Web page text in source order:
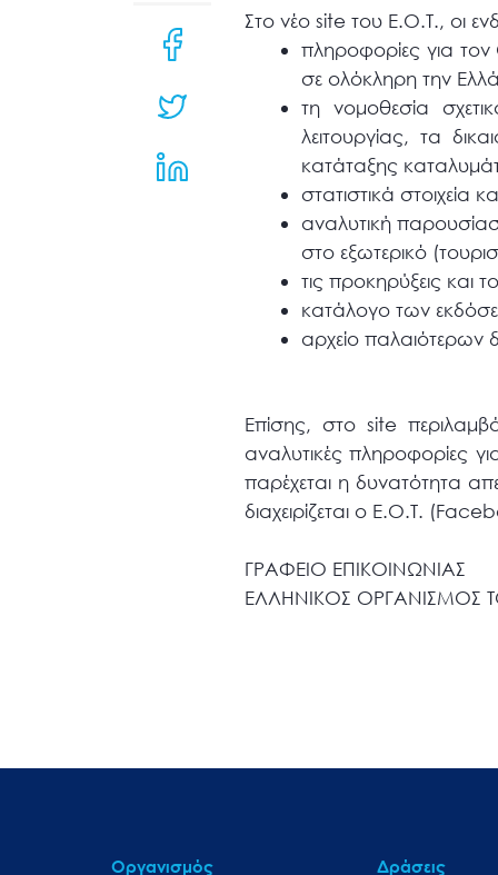
Στο νέο site του Ε.Ο.Τ., οι
πληροφορίες για τον
σε ολόκληρη την
τη νομοθεσία
λειτουργίας, τα
κατάταξης
στατιστικά στοιχεία
αναλυτική
στο εξωτερικό
τις προκηρύξεις και
κατάλογο των
αρχείο παλαιότερων
Επίσης, στο site
αναλυτικές πληροφορίες
παρέχεται η δυνατότητα
διαχειρίζεται ο Ε.Ο.Τ.
ΓΡΑΦΕΙΟ ΕΠΙΚΟΙΝΩΝΙΑΣ
ΕΛΛΗΝΙΚΟΣ ΟΡΓΑΝΙΣΜΟΣ
Οργανισμός Δράσεις